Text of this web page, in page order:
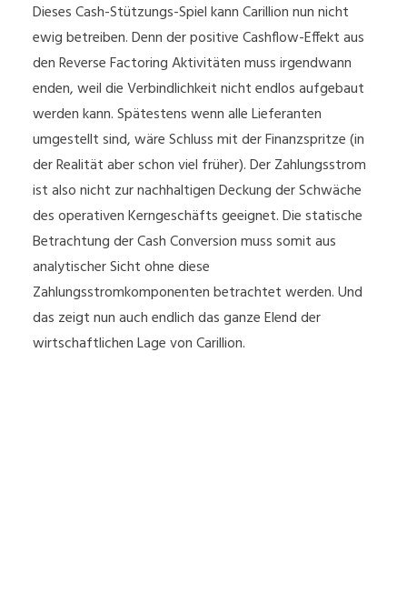
Dieses Cash-Stützungs-Spiel kann Carillion nun nicht
ewig betreiben. Denn der positive Cashflow-Effekt aus
den Reverse Factoring Aktivitäten muss irgendwann
enden, weil die Verbindlichkeit nicht endlos aufgebaut
werden kann. Spätestens wenn alle Lieferanten
umgestellt sind, wäre Schluss mit der Finanzspritze (in
der Realität aber schon viel früher). Der Zahlungsstrom
ist also nicht zur nachhaltigen Deckung der Schwäche
des operativen Kerngeschäfts geeignet. Die statische
Betrachtung der Cash Conversion muss somit aus
analytischer Sicht ohne diese
Zahlungsstromkomponenten betrachtet werden. Und
das zeigt nun auch endlich das ganze Elend der
wirtschaftlichen Lage von Carillion.